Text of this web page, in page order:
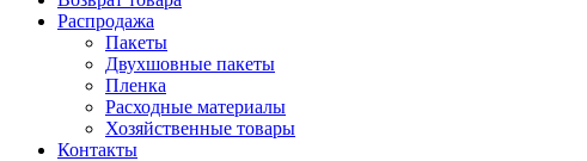
Распродажа
Пакеты
Двухшовные пакеты
Пленка
Расходные материалы
Хозяйственные товары
Контакты